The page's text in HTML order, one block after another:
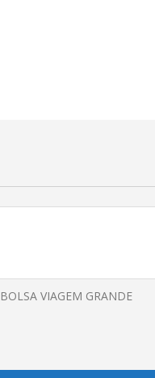
BOLSA VIAGEM GRANDE